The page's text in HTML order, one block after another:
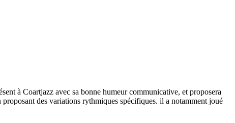
à Coartjazz avec sa bonne humeur communicative, et proposera
des variations rythmiques spécifiques. il a notamment joué